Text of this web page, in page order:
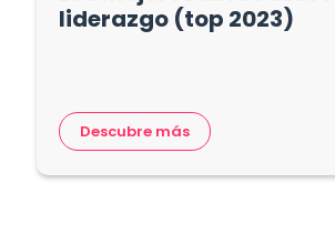
liderazgo (top 2023)
Descubre más